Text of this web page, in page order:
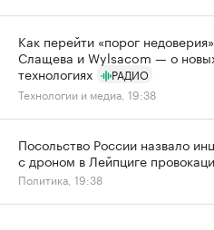
Как перейти «порог
Слащева и Wylsacom — о
технологиях
РАДИО
Технологии и медиа, 19:38
Посольство России назвало
с дроном в Лейпциге
Политика, 19:38